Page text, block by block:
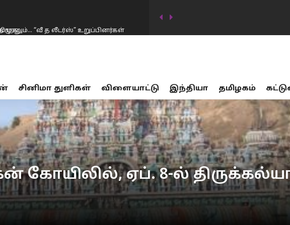
பாலியல் வன்கொடுமை சம்பவங்கள்… சட்டம்
விவாதத்தில் இருந்து தப்பியோட
அமைச்சர் கிரண்…
முதலமைச்சர் விஜய் மவுனம்
சினிமா துளிகள் விளையாட்டு இந்தியா தமிழகம்
கோயிலில், ஏப். 8-ல்